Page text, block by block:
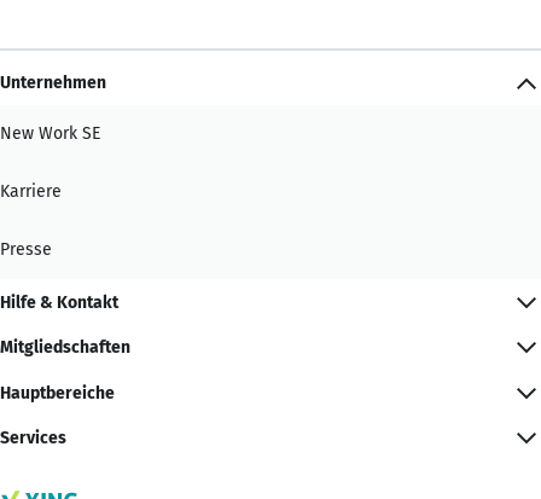
Unternehmen
New Work SE
Karriere
Presse
Hilfe & Kontakt
Mitgliedschaften
Hauptbereiche
Services